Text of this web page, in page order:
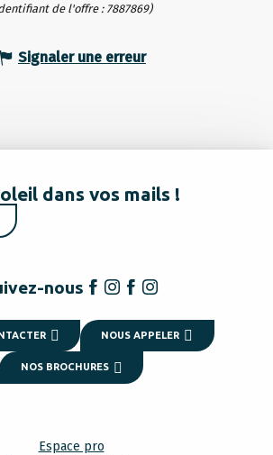
de l'offre : 7887869)
Signaler une erreur
dans vos mails !
nous
NOUS APPELER
NOS BROCHURES
Espace pro